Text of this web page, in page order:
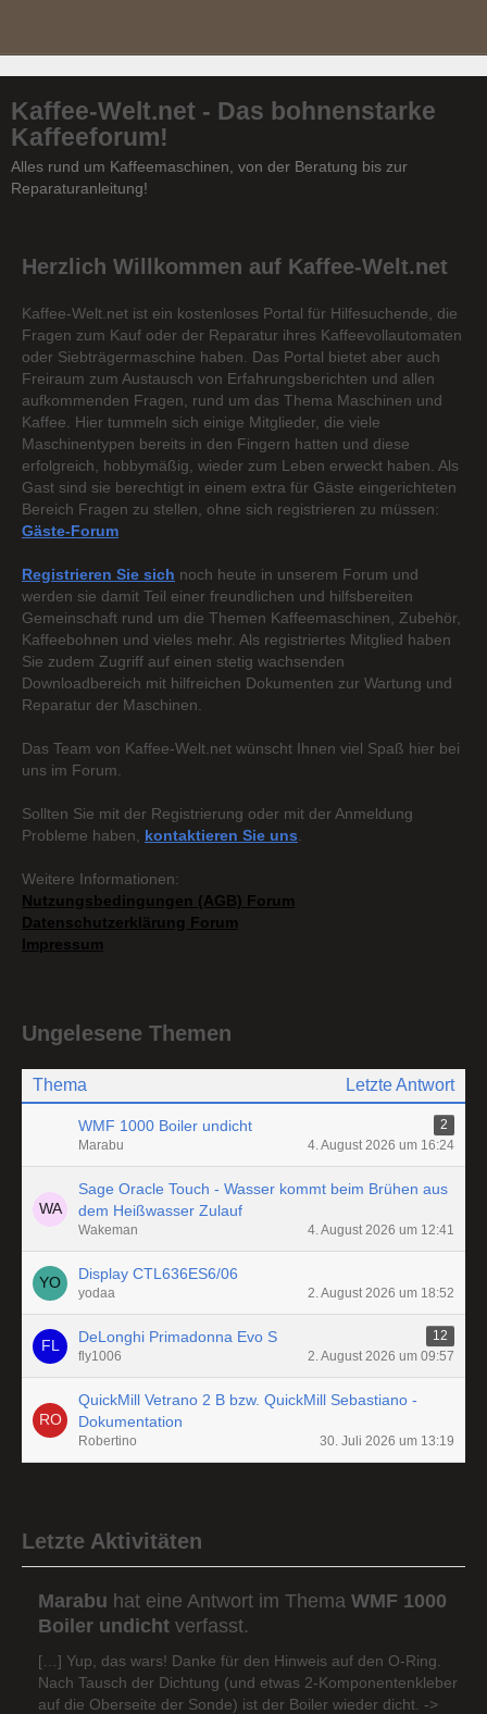
Kaffee-Welt.net - Das bohnenstarke
Kaffeeforum!
Alles rund um Kaffeemaschinen, von der Beratung bis zur
Reparaturanleitung!
Herzlich Willkommen auf Kaffee-Welt.net
Kaffee-Welt.net ist ein kostenloses Portal für Hilfesuchende, die
Fragen zum Kauf oder der Reparatur ihres Kaffeevollautomaten
oder Siebträgermaschine haben. Das Portal bietet aber auch
Freiraum zum Austausch von Erfahrungsberichten und allen
aufkommenden Fragen, rund um das Thema Maschinen und
Kaffee. Hier tummeln sich einige Mitglieder, die viele
Maschinentypen bereits in den Fingern hatten und diese
erfolgreich, hobbymäßig, wieder zum Leben erweckt haben. Als
Gast sind sie berechtigt in einem extra für Gäste eingerichteten
Bereich Fragen zu stellen, ohne sich registrieren zu müssen:
Gäste-Forum
Registrieren Sie sich noch heute in unserem Forum und
werden sie damit Teil einer freundlichen und hilfsbereiten
Gemeinschaft rund um die Themen Kaffeemaschinen, Zubehör,
Kaffeebohnen und vieles mehr. Als registriertes Mitglied haben
Sie zudem Zugriff auf einen stetig wachsenden
Downloadbereich mit hilfreichen Dokumenten zur Wartung und
Reparatur der Maschinen.
Das Team von Kaffee-Welt.net wünscht Ihnen viel Spaß hier bei
uns im Forum.
Sollten Sie mit der Registrierung oder mit der Anmeldung
Probleme haben, kontaktieren Sie uns
Weitere Informationen:
Nutzungsbedingungen (AGB) Forum
Datenschutzerklärung Forum
Impressum
Ungelesene Themen
Thema Letzte Antwort
WMF 1000 Boiler undicht
2
Marabu
4. August 2026 um 16:24
Sage Oracle Touch - Wasser kommt beim Brühen aus
dem Heißwasser Zulauf
Wakeman 4. August 2026 um 12:41
Display CTL636ES6/06
yodaa 2. August 2026 um 18:52
DeLonghi Primadonna Evo S
12
fly1006
2. August 2026 um 09:57
QuickMill Vetrano 2 B bzw. QuickMill Sebastiano -
Dokumentation
Robertino 30. Juli 2026 um 13:19
Letzte Aktivitäten
Marabu hat eine Antwort im Thema WMF 1000
Boiler undicht verfasst.
[…] Yup, das wars! Danke für den Hinweis auf den O-Ring.
Nach Tausch der Dichtung (und etwas 2-Komponentenkleber
auf die Oberseite der Sonde) ist der Boiler wieder dicht. ->